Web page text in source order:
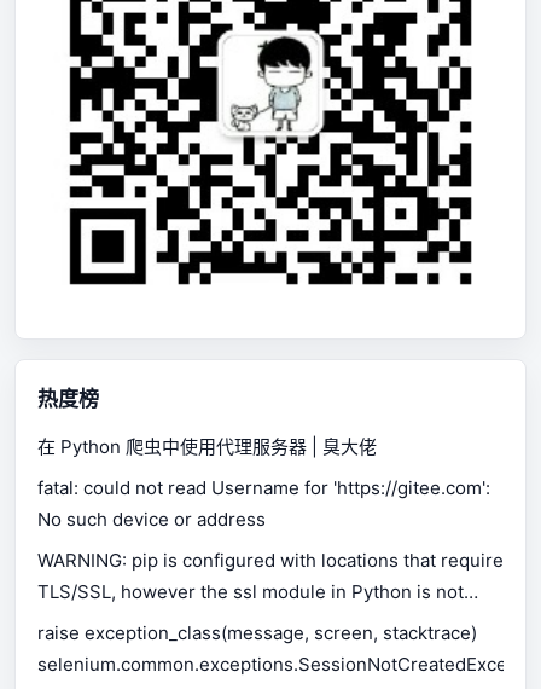
热度榜
在 Python 爬虫中使用代理服务器 | 臭大佬
fatal: could not read Username for 'https://gitee.com':
No such device or address
WARNING: pip is configured with locations that require
TLS/SSL, however the ssl module in Python is not
available.
raise exception_class(message, screen, stacktrace)